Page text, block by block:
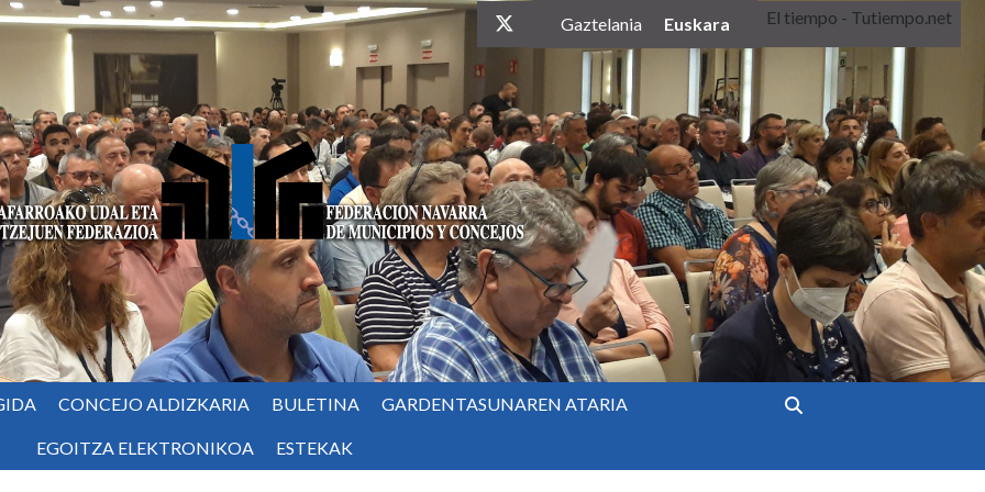
twitter
Gaztelania Euskara El tiempo - Tutiempo.net
CONCEJO ALDIZKARIA BULETINA GARDENTASUNAREN ATARIA
EGOITZA ELEKTRONIKOA ESTEKAK